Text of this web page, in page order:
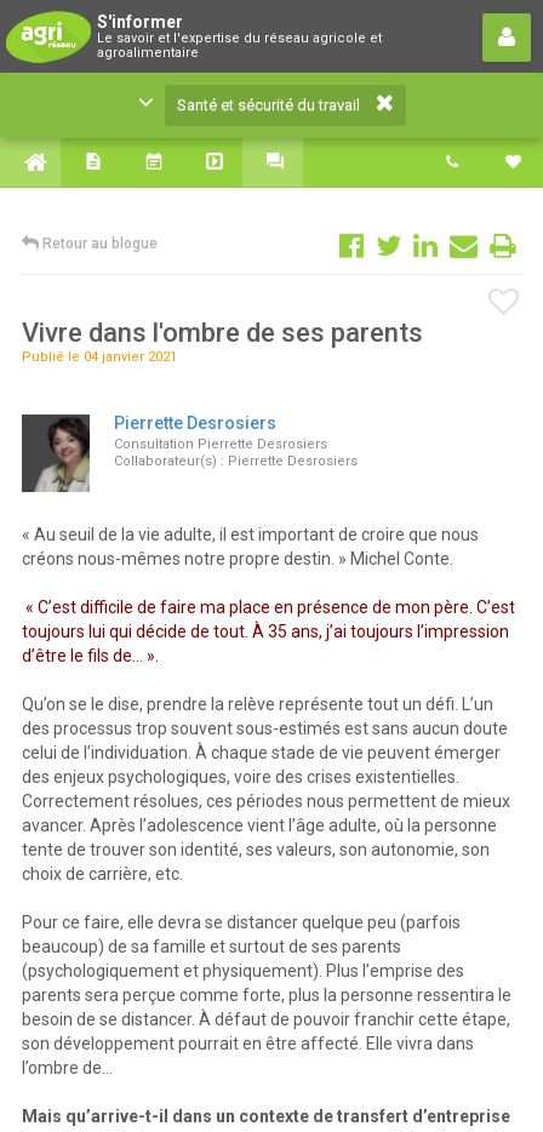
S'informer
Le savoir et l'expertise du réseau agricole et
agroalimentaire
Santé et sécurité du travail
Le savoir et l'expertise du réseau agricole et
agroalimentaire
Santé et sécurité du travail
Retour au blogue
Vivre dans l'ombre de ses parents
Publié le 04 janvier 2021
Pierrette Desrosiers
Consultation Pierrette Desrosiers
Collaborateur(s) : Pierrette Desrosiers
« Au seuil de la vie adulte, il est important de croire que nous
créons nous-mêmes notre propre destin. » Michel Conte.
« C’est difficile de faire ma place en présence de mon père. C’est
toujours lui qui décide de tout. À 35 ans, j’ai toujours l’impression
d’être le fils de… ».
Qu’on se le dise, prendre la relève représente tout un défi. L’un
des processus trop souvent sous-estimés est sans aucun doute
celui de l’individuation. À chaque stade de vie peuvent émerger
des enjeux psychologiques, voire des crises existentielles.
Correctement résolues, ces périodes nous permettent de mieux
avancer. Après l’adolescence vient l’âge adulte, où la personne
tente de trouver son identité, ses valeurs, son autonomie, son
choix de carrière, etc.
Pour ce faire, elle devra se distancer quelque peu (parfois
beaucoup) de sa famille et surtout de ses parents
(psychologiquement et physiquement). Plus l’emprise des
parents sera perçue comme forte, plus la personne ressentira le
besoin de se distancer. À défaut de pouvoir franchir cette étape,
son développement pourrait en être affecté. Elle vivra dans
l’ombre de…
Mais qu’arrive-t-il dans un contexte de transfert d’entreprise